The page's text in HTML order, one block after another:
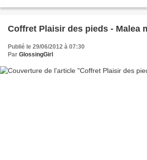
Coffret Plaisir des pieds - Malea
Publié le 29/06/2012 à 07:30
Par GlossingGirl